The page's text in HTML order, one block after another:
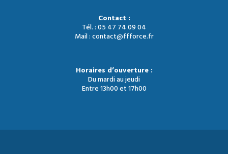
Contact :
Tél. : 05 47 74 09 04
Mail : contact@ffforce.fr
Horaires d’ouverture :
Du mardi au jeudi
Entre 13h00 et 17h00